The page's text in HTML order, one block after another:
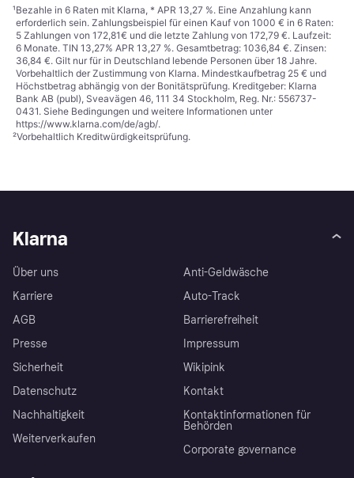
¹Bezahle in 6 Raten mit Klarna, * APR 13,27 %. Eine Anzahlung kann
erforderlich sein. Zahlungsbeispiel für einen Kauf von 1000 € in 6 Raten:
5 Zahlungen von 172,81€ und die letzte Zahlung von 172,79 €. Laufzeit:
6 Monate. TIN 13,27% APR 13,27 %. Gesamtbetrag: 1036,84 €. Zinsen:
36,84 €. Gilt nur für in Deutschland lebende Personen über 18 Jahre.
Vorbehaltlich der Zustimmung von Klarna. Mindestkaufbetrag 25 € und
Höchstbetrag abhängig von der Bonitätsprüfung. Kreditgeber: Klarna
Bank AB (publ), Sveavägen 46, 111 34 Stockholm, Reg. Nr.: 556737-
0431. Siehe Bedingungen und weitere Informationen unter
https://www.klarna.com/de/agb/.
²Vorbehaltlich Kreditwürdigkeitsprüfung.
Klarna
Über uns
Karriere
AGB
Presse
Sicherheit
Datenschutz
Nachhaltigkeit
Weiterverkaufen
Anti-Geldwäsche
Auto-Track
Barrierefreiheit
Impressum
Wikipink
Kontakt
Kontaktinformationen für
Behörden
Corporate governance